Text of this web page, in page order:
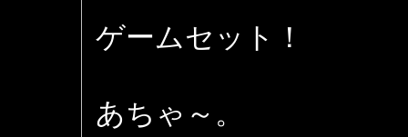
ゲームセット！
あちゃ～。